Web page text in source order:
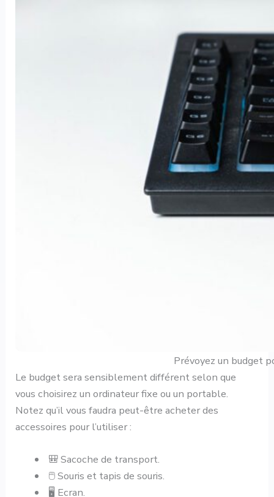
Prévoyez un budget
Le budget sera sensiblement différent selon que
vous choisirez un ordinateur fixe ou un portable.
Notez qu’il vous faudra peut-être acheter des
accessoires pour l’utiliser :
🎒 Sacoche de transport.
🖱️ Souris et tapis de souris.
🖥️ Ecran.